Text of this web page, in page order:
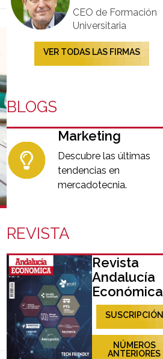
CEO de Formación
Universitaria​
VER TODAS LAS FIRMAS
BLOGS
Marketing
Descubre las últimas
tendencias en
mercadotecnia.
REVISTA
Revista
Andalucía
Económica
SUSCRIPCIÓN
NÚMEROS
ANTERIORES